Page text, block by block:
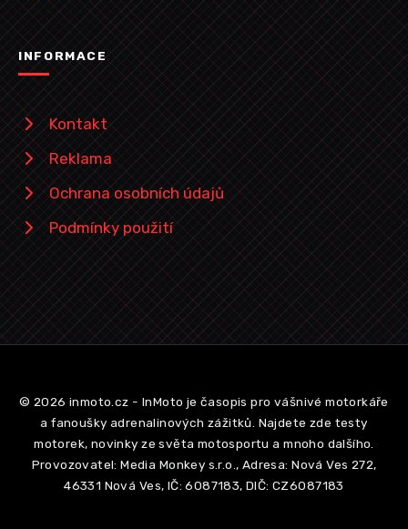
INFORMACE
Kontakt
Reklama
Ochrana osobních údajů
Podmínky použití
© 2026 inmoto.cz - InMoto je časopis pro vášnivé motorkáře
a fanoušky adrenalinových zážitků. Najdete zde testy
motorek, novinky ze světa motosportu a mnoho dalšího.
Provozovatel: Media Monkey s.r.o., Adresa: Nová Ves 272,
46331 Nová Ves, IČ: 6087183, DIČ: CZ6087183